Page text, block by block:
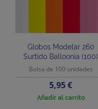
Globos Modelar 260
Surtido Balloonia (100)
Bolsa de 100 unidades
Precio
5,95 €
Añadir al carrito